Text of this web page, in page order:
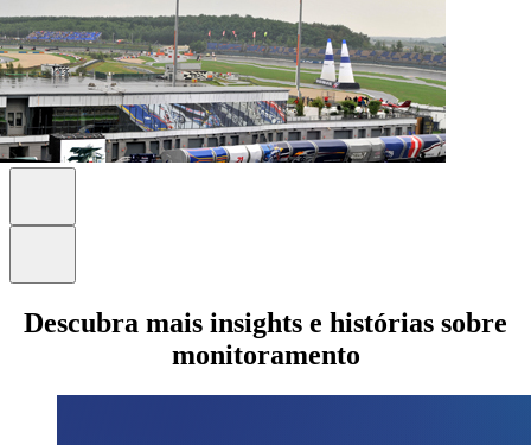
Descubra mais insights e histórias sobre
monitoramento